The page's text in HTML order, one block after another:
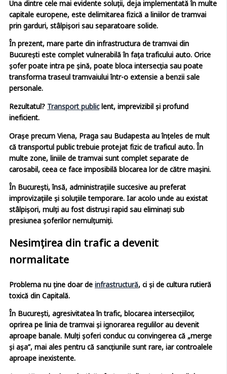
Una dintre cele mai evidente soluții, deja implementată în multe
capitale europene, este delimitarea fizică a liniilor de tramvai
prin garduri, stâlpișori sau separatoare solide.
În prezent, mare parte din infrastructura de tramvai din
București este complet vulnerabilă în fața traficului auto. Orice
șofer poate intra pe șină, poate bloca intersecția sau poate
transforma traseul tramvaiului într-o extensie a benzii sale
personale.
Rezultatul? Transport publiclent, imprevizibil și profund
ineficient.
Orașe precum Viena, Praga sau Budapesta au înțeles de mult
că transportul public trebuie protejat fizic de traficul auto. În
multe zone, liniile de tramvai sunt complet separate de
carosabil, ceea ce face imposibilă blocarea lor de către mașini.
În București, însă, administrațiile succesive au preferat
improvizațiile și soluțiile temporare. Iar acolo unde au existat
stâlpișori, mulți au fost distruși rapid sau eliminați sub
presiunea șoferilor nemulțumiți.
Nesimțirea din trafic a devenit
normalitate
Problema nu ține doar de infrastructură, ci și de cultura rutieră
toxică din Capitală.
În București, agresivitatea în trafic, blocarea intersecțiilor,
oprirea pe linia de tramvai și ignorarea regulilor au devenit
aproape banale. Mulți șoferi conduc cu convingerea că „merge
și așa”, mai ales pentru că sancțiunile sunt rare, iar controalele
aproape inexistente.